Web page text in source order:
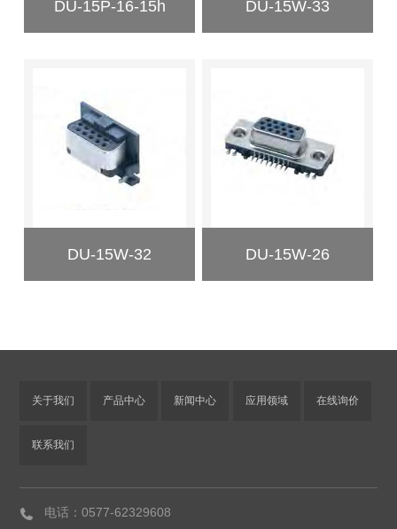
DU-15P-16-15h DU-15W-33
DU-15W-32 DU-15W-26
关于我们 产品中心 新闻中心 应用领域 在线询价
联系我们
电话：0577-62329608